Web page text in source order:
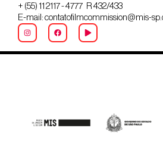
+ (55) 11 2117 - 4777 R 432/433
E-mail: contatofilmcommission@mis-